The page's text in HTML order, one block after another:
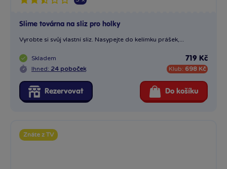
Slime továrna na sliz pro holky
Vyrobte si svůj vlastní sliz. Nasypejte do kelímku prášek,...
Skladem
Ihned: 24 poboček
719 Kč
Klub: 698 Kč
Rezervovat Do košíku
Znáte z TV